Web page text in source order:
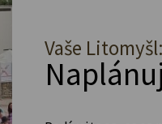
Vaše Litomyšl: